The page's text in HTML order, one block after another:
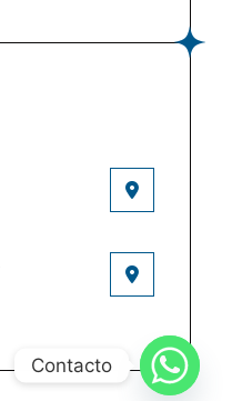
Contacto